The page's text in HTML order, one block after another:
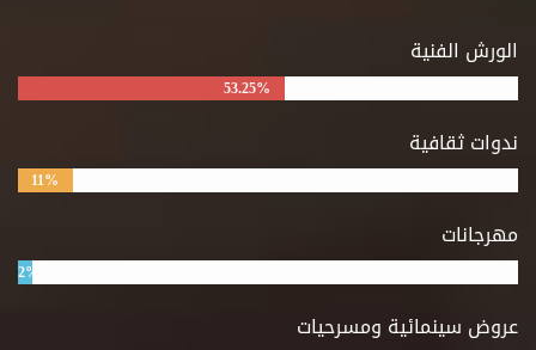
الورش الفنية
53.25%
ندوات ثقافية
11%
مهرجانات
2%
عروض سينمائية ومسرحيات